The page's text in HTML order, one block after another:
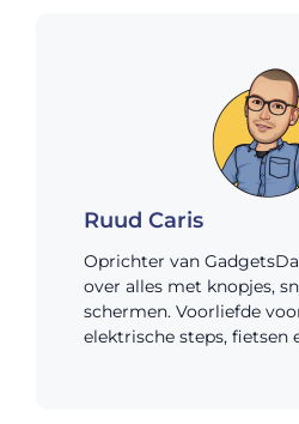
Ruud Caris
Oprichter van
over alles met knopjes,
schermen. Voorliefde
elektrische steps, fietsen